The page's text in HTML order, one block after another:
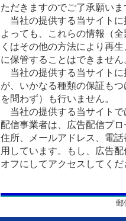
ただきますのでご了承願いま
当社の提供する当サイトに
よっても、これらの情報（
くはその他の方法により再
に保管することはできません
当社の提供する当サイトに
が、いかなる種類の保証も
を問わず）も行いません。
当社の提供する当サイトで
配信事業者は、広告配信プ
住所、メールアドレス、電
用しています。もし、広告
オフにしてアクセスしてくだ
郵